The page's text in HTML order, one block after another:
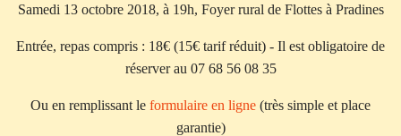
Samedi 13 octobre 2018, à 19h, Foyer rural de Flottes à Pradines
Entrée, repas compris : 18€ (15€ tarif réduit) - Il est obligatoire de
réserver au 07 68 56 08 35
Ou en remplissant le formulaire en ligne (très simple et place
garantie)